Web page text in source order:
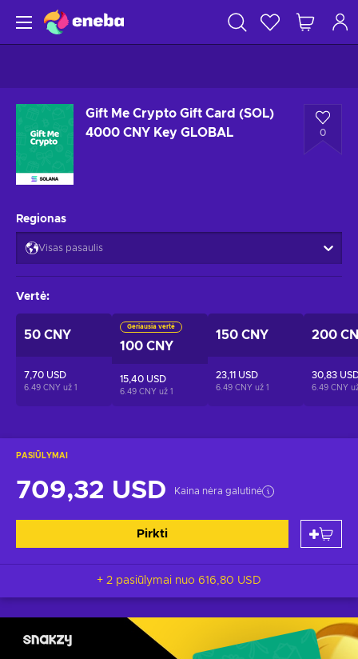
Gift Me Crypto Gift Card (SOL)
4000 CNY Key GLOBAL
0
PASIŪLYMAI
709,32 USD Kaina nėra galutinė
Pirkti
+ 2 pasiūlymai nuo 616,80 USD
Regionas
Visas pasaulis
Vertė:
50 CNY
7,70 USD
6.49 CNY už 1
Geriausia vertė
100 CNY
15,40 USD
6.49 CNY už 1
150 CNY
23,11 USD
6.49 CNY už 1
200
30,83
6.49 CNY